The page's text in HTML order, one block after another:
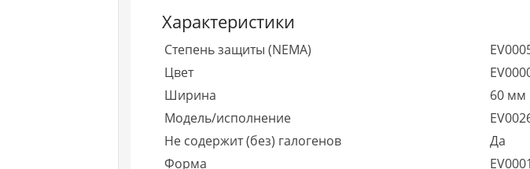
Характеристики
Степень защиты (NEMA)
Цвет
Ширина
60 мм
Модель/исполнение
Не содержит (без) галогенов
Да
Форма